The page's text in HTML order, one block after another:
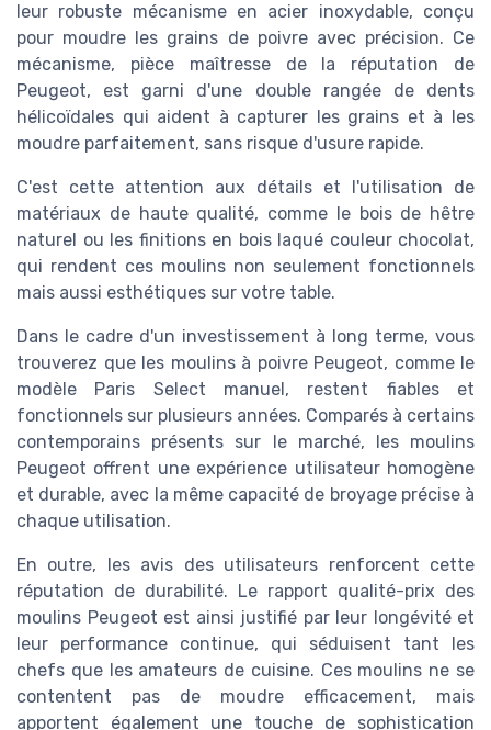
leur robuste mécanisme en acier inoxydable, conçu
pour moudre les grains de poivre avec précision. Ce
mécanisme, pièce maîtresse de la réputation de
Peugeot, est garni d'une double rangée de dents
hélicoïdales qui aident à capturer les grains et à les
moudre parfaitement, sans risque d'usure rapide.
C'est cette attention aux détails et l'utilisation de
matériaux de haute qualité, comme le bois de hêtre
naturel ou les finitions en bois laqué couleur chocolat,
qui rendent ces moulins non seulement fonctionnels
mais aussi esthétiques sur votre table.
Dans le cadre d'un investissement à long terme, vous
trouverez que les moulins à poivre Peugeot, comme le
modèle Paris Select manuel, restent fiables et
fonctionnels sur plusieurs années. Comparés à certains
contemporains présents sur le marché, les moulins
Peugeot offrent une expérience utilisateur homogène
et durable, avec la même capacité de broyage précise à
chaque utilisation.
En outre, les avis des utilisateurs renforcent cette
réputation de durabilité. Le rapport qualité-prix des
moulins Peugeot est ainsi justifié par leur longévité et
leur performance continue, qui séduisent tant les
chefs que les amateurs de cuisine. Ces moulins ne se
contentent pas de moudre efficacement, mais
apportent également une touche de sophistication